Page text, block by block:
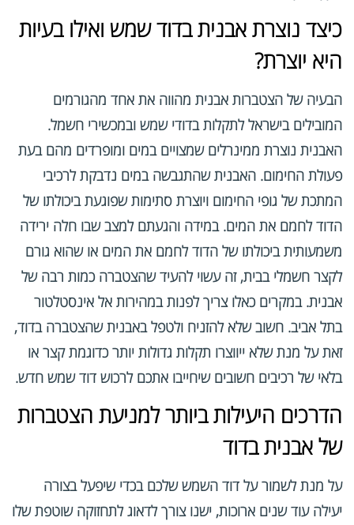
כיצד נוצרת אבנית בדוד שמש ואילו בעיות
היא יוצרת?
הבעיה של הצטברות אבנית מהווה את אחד מהגורמים
המובילים בישראל לתקלות בדודי שמש ובמכשירי חשמל.
האבנית נוצרת ממינרלים שמצויים במים ומופרדים מהם בעת
פעולת החימום. האבנית שהתגבשה במים נדבקת לרכיבי
המתכת של גופי החימום ויוצרת סתימות שפוגעת ביכולתו של
הדוד לחמם את המים. במידה והגעתם למצב שבו חלה ירידה
משמעותית ביכולתו של הדוד לחמם את המים או שהוא גורם
לקצר חשמלי בבית, זה עשוי להעיד שהצטברה כמות רבה של
אבנית. במקרים כאלו צריך לפנות במהירות אל אינסטלטור
בתל אביב. חשוב שלא להזניח ולטפל באבנית שהצטברה בדוד,
זאת על מנת שלא ייווצרו תקלות גדולות יותר כדוגמת קצר או
בלאי של רכיבים חשובים שיחייבו אתכם לרכוש דוד שמש חדש.
הדרכים היעילות ביותר למניעת הצטברות
של אבנית בדוד
על מנת לשמור על דוד השמש שלכם בכדי שיפעל בצורה
יעילה עוד שנים ארוכות, ישנו צורך לדאוג לתחזוקה שוטפת שלו